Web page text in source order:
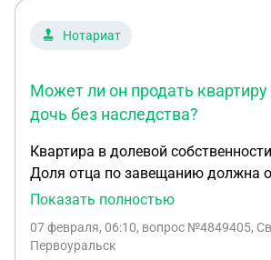
Нотариат
Может ли он продать квартиру
дочь без наследства?
Квартира в долевой
Доля отца по завещанию должна
Отцу 87 деменция,
забрать отца к себе в другой
Показать полностью
07 февраля, 06:10, вопрос №4849405,
Первоуральск